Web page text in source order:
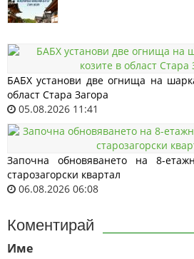
БАБХ установи две огнища на
област Стара Загора
05.08.2026 11:41
Започна обновяването на 8-
старозагорски квартал
06.08.2026 06:08
Коментирай
Име